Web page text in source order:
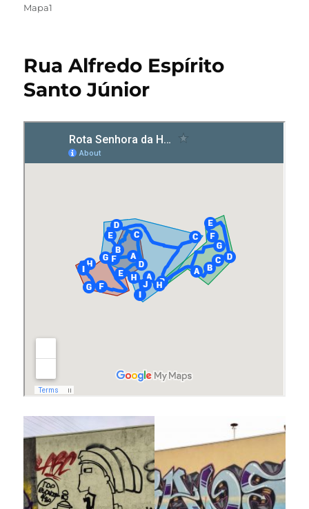
Mapa1
Rua Alfredo Espírito
Santo Júnior